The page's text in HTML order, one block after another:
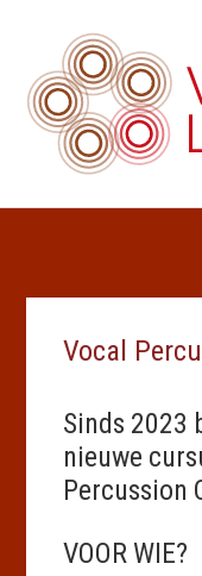
VOCAL
Vocal
Sinds 2023
nieuwe
Percussion
VOOR WIE?